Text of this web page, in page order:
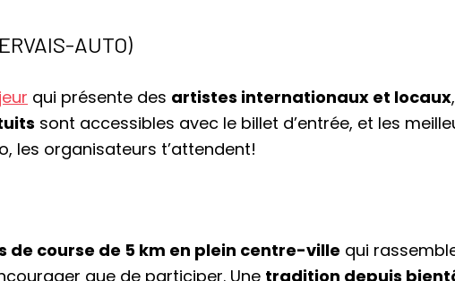
AUTO)
qui présente des artistes internationaux et locaux
sont accessibles avec le billet d’entrée, et les
les organisateurs t’attendent!
de course de 5 km en plein centre-ville qui
que de participer. Une tradition depuis